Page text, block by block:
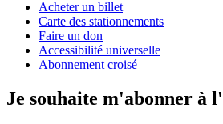
Acheter un billet
Carte des stationnements
Faire un don
Accessibilité universelle
Abonnement croisé
Je souhaite m'abonner à